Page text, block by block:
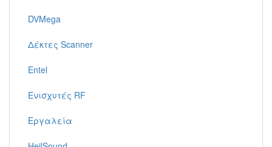
DVMega
Δέκτες Scanner
Entel
Ενισχυτές RF
Εργαλεία